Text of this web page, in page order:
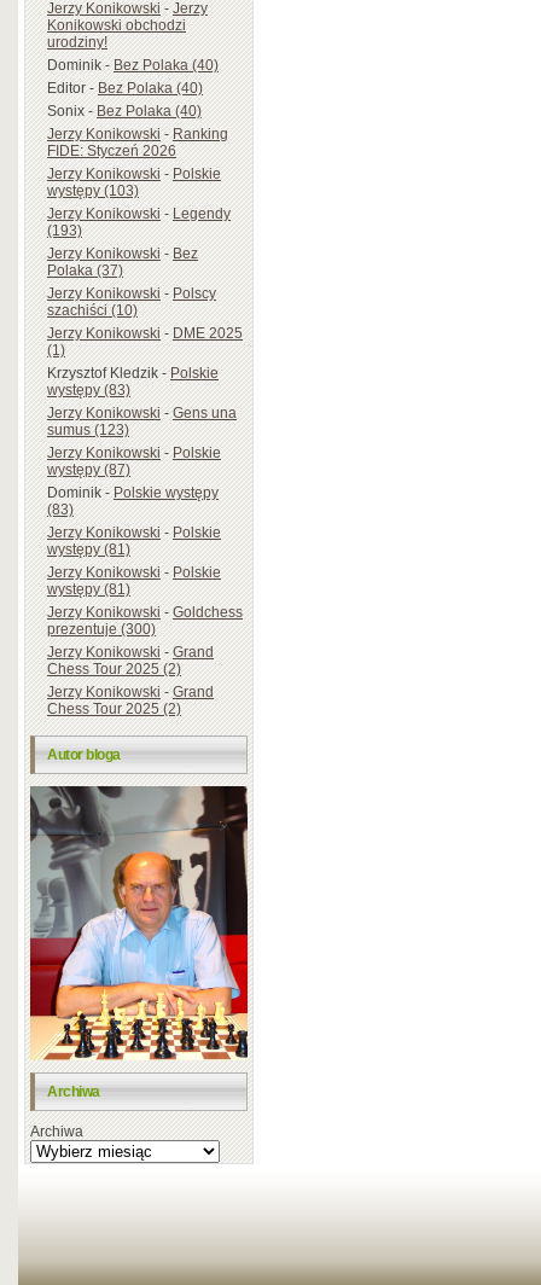
Jerzy Konikowski-Jerzy
Konikowski obchodzi
urodziny!
Dominik-Bez Polaka (40)
Editor-Bez Polaka (40)
Sonix-Bez Polaka (40)
Jerzy Konikowski-Ranking
FIDE: Styczeń 2026
Jerzy Konikowski-Polskie
występy (103)
Jerzy Konikowski-Legendy
(193)
Jerzy Konikowski-Bez
Polaka (37)
Jerzy Konikowski-Polscy
szachiści (10)
Jerzy Konikowski-DME 2025
(1)
Krzysztof Kledzik-Polskie
występy (83)
Jerzy Konikowski-Gens una
sumus (123)
Jerzy Konikowski-Polskie
występy (87)
Dominik-Polskie występy
(83)
Jerzy Konikowski-Polskie
występy (81)
Jerzy Konikowski-Polskie
występy (81)
Jerzy Konikowski-Goldchess
prezentuje (300)
Jerzy Konikowski-Grand
Chess Tour 2025 (2)
Jerzy Konikowski-Grand
Chess Tour 2025 (2)
Autor bloga
Archiwa
Archiwa